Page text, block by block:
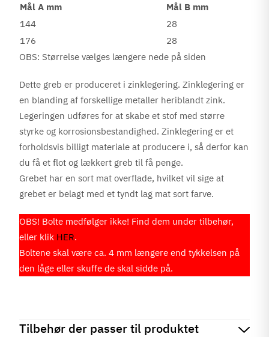
Mål A mm
Mål B mm
144
28
176
28
OBS: Størrelse vælges længere nede på siden
Dette greb er produceret i zinklegering. Zinklegering er
en blanding af forskellige metaller heriblandt zink.
Legeringen udføres for at skabe et stof med større
styrke og korrosionsbestandighed. Zinklegering er et
forholdsvis billigt materiale at producere i, så derfor kan
du få et flot og lækkert greb til få penge.
Grebet har en sort mat overflade, hvilket vil sige at
grebet er belagt med et tyndt lag mat sort farve.
OBS! Bolte medfølger ikke! Find dem under tilbehør,
eller klik HER.
Boltene skal være ca. 4 mm længere end tykkelsen på
den låge eller skuffe de skal sidde på.
Tilbehør der passer til produktet